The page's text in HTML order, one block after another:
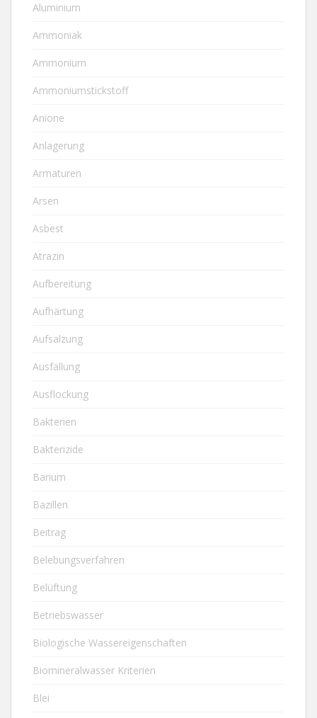
Aluminium
Ammoniak
Ammonium
Ammoniumstickstoff
Anione
Anlagerung
Armaturen
Arsen
Asbest
Atrazin
Aufbereitung
Aufhärtung
Aufsalzung
Ausfällung
Ausflockung
Bakterien
Bakterizide
Barium
Bazillen
Beitrag
Belebungsverfahren
Belüftung
Betriebswasser
Biologische Wassereigenschaften
Biomineralwasser Kriterien
Blei